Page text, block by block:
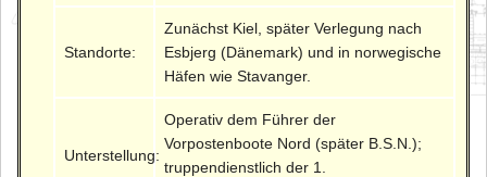
Standorte:
Zunächst Kiel, später Verlegung nach
Esbjerg (Dänemark) und in norwegische
Häfen wie Stavanger.
Unterstellung:
Operativ dem Führer der
Vorpostenboote Nord (später B.S.N.);
truppendienstlich der 1.